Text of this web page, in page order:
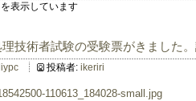
表示しています
技術者試験の受験票がきました
投稿者: ikeriri